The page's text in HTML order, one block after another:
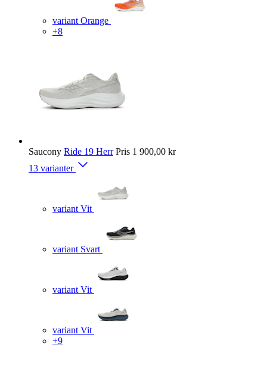
variant Orange
+8
Saucony Ride 19 Herr Pris 1 900,00 kr
13 varianter
variant Vit
variant Svart
variant Vit
variant Vit
+9